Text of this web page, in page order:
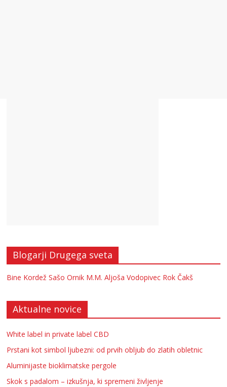
Blogarji Drugega sveta
Bine Kordež Sašo Ornik M.M. Aljoša Vodopivec Rok Čakš
Aktualne novice
White label in private label CBD
Prstani kot simbol ljubezni: od prvih obljub do zlatih obletnic
Aluminijaste bioklimatske pergole
Skok s padalom – izkušnja, ki spremeni življenje